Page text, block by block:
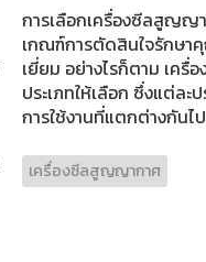
การเลือกเครื่องซีลสูญญ
เกณฑ์การตัดสินใจรักษา
เยี่ยม อย่างไรก็ตาม เค
ประเภทให้เลือก ซึ่งแต่ละ
การใช้งานที่แตกต่างกันไป
เครื่องซีลสูญญากาศ